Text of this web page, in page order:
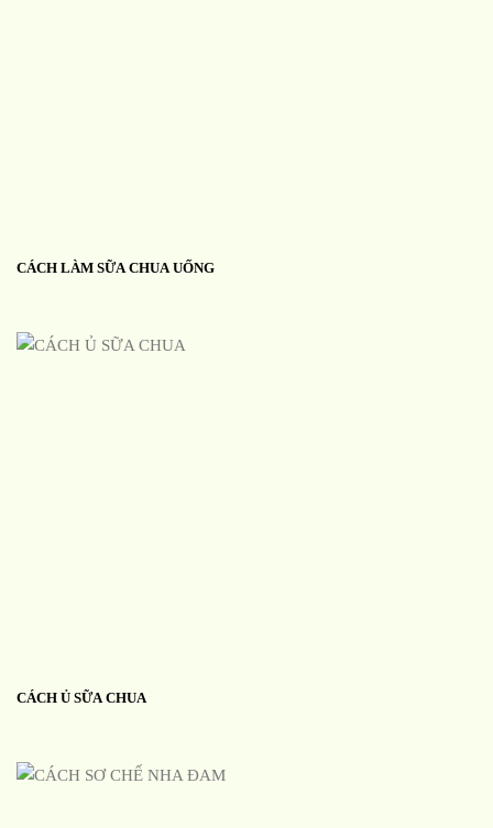
CÁCH LÀM SỮA CHUA UỐNG
CÁCH Ủ SỮA CHUA